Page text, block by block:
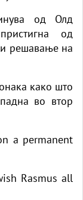
од Олд
од
решавање на
како што
во втор
a permanent
Rasmus all